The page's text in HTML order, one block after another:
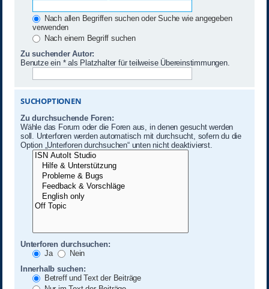
Nach allen Begriffen suchen oder Suche wie angegeben
verwenden
Nach einem Begriff suchen
Zu suchender Autor:
Benutze ein * als Platzhalter für teilweise Übereinstimmungen.
SUCHOPTIONEN
Zu durchsuchende Foren:
Wähle das Forum oder die Foren aus, in denen gesucht werden
soll. Unterforen werden automatisch mit durchsucht, sofern du die
Option „Unterforen durchsuchen“ unten nicht deaktivierst.
Unterforen durchsuchen:
Ja
Nein
Innerhalb suchen:
Betreff und Text der Beiträge